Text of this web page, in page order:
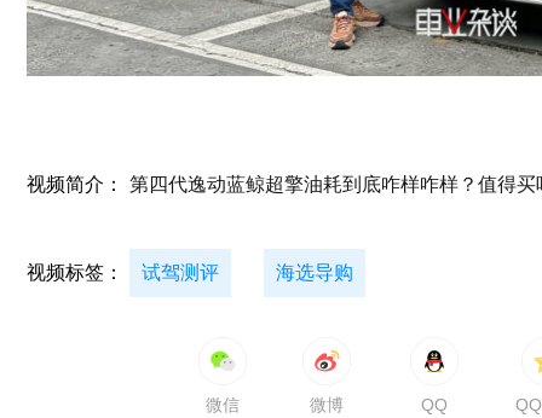
视频简介： 第四代逸动蓝鲸超擎油耗到底咋样咋样？值得买
视频标签： 试驾测评 海选导购
微信 微博 QQ